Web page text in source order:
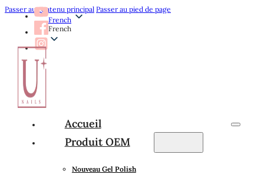
Passer au contenu principal Passer au pied de page
French
French
Accueil
Produit OEM
Nouveau Gel Polish